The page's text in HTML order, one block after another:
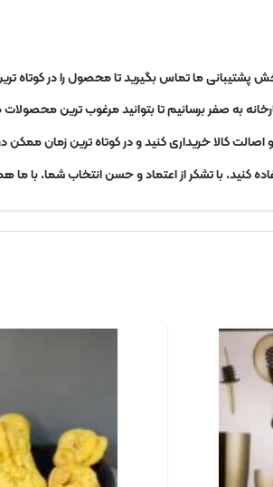
پشتیبانی ما تماس بگیرید تا محصول را در کوتاه
به صفر برسانیم تا بتوانید مرغوب ترین
کالا خریداری کنید و در کوتاه ترین زمان
کنید. با تشکر از اعتماد و حسن انتخاب شما. با ما